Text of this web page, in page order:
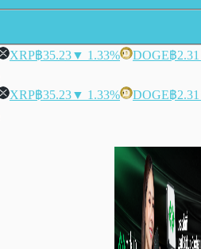
XRP฿35.23▼ 1.33% DOGE฿2.31
XRP฿35.23▼ 1.33% DOGE฿2.31